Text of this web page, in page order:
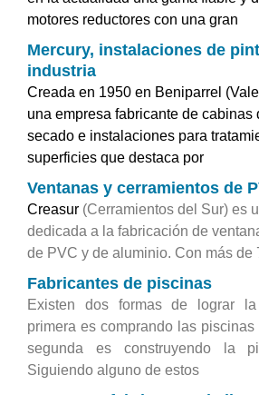
motores reductores con una gran
Mercury, instalaciones de
industria
Creada en 1950 en Beniparrel
una empresa fabricante de cabinas
secado e instalaciones para
superficies que destaca por
Ventanas y cerramientos de
Creasur (Cerramientos del Sur) es
dedicada a la fabricación de
de PVC y de aluminio. Con más de
Fabricantes de piscinas
Existen dos formas de lograr
primera es comprando las
segunda es construyendo la
Siguiendo alguno de estos